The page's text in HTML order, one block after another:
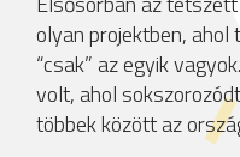
olyan projektben,
“csak” az egyik
volt, ahol
többek között az